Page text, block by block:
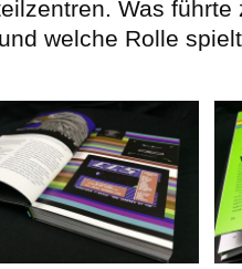
Was führte
welche Rolle